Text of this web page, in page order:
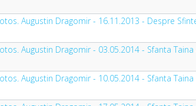
Augustin Dragomir - 16.11.2013 - Despre
Augustin Dragomir - 03.05.2014 - Sfanta Taina
Augustin Dragomir - 10.05.2014 - Sfanta Taina